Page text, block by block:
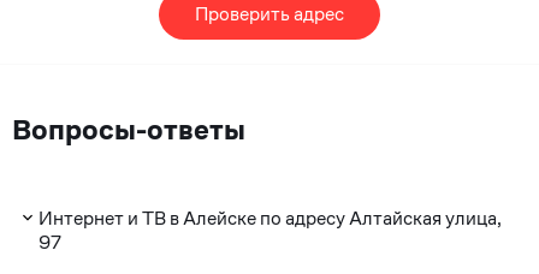
Проверить адрес
Вопросы-ответы
Интернет и ТВ в Алейске по адресу Алтайская улица,
97